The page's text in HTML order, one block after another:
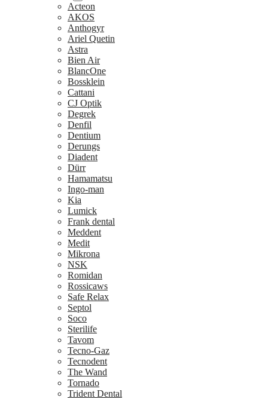
Acteon
AKOS
Anthogyr
Ariel Quetin
Astra
Bien Air
BlancOne
Bossklein
Cattani
CJ Optik
Degrek
Denfil
Dentium
Derungs
Diadent
Dürr
Hamamatsu
Ingo-man
Kia
Lumick
Frank dental
Meddent
Medit
Mikrona
NSK
Romidan
Rossicaws
Safe Relax
Septol
Soco
Sterilife
Tavom
Tecno-Gaz
Tecnodent
The Wand
Tornado
Trident Dental